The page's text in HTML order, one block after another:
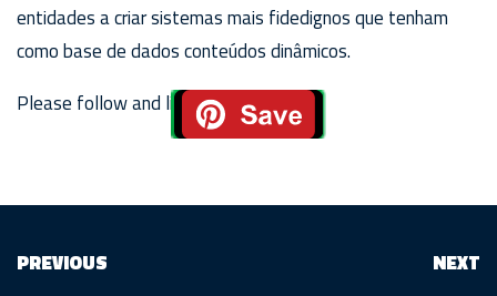
entidades a criar sistemas mais fidedignos que tenham
como base de dados conteúdos dinâmicos.
Please follow and like us:
PREVIOUS NEXT